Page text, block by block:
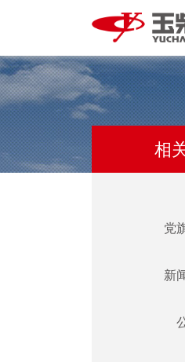
相
党
新